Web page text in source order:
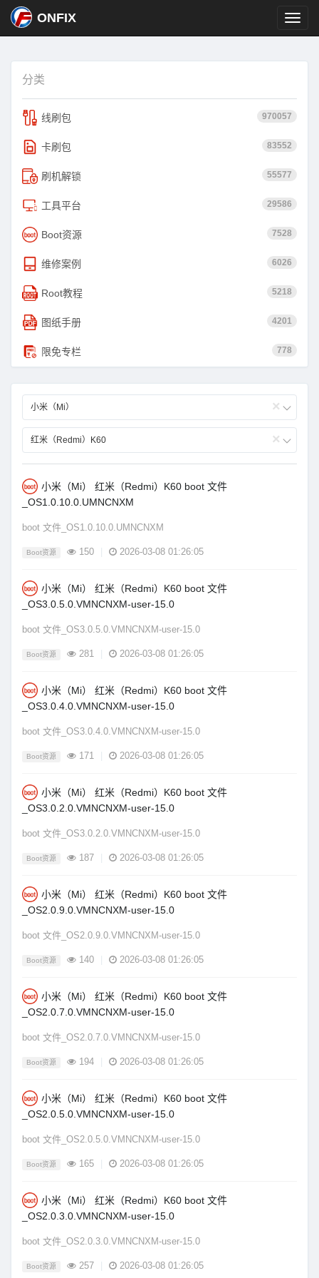
ONFIX
分类
970057
线刷包
83552
卡刷包
55577
刷机解锁
29586
工具平台
7528
Boot资源
6026
维修案例
5218
Root教程
4201
图纸手册
778
限免专栏
小米（Mi） ×
红米（Redmi）K60 ×
小米（Mi） 红米（Redmi）K60 boot 文件
_OS1.0.10.0.UMNCNXM
boot 文件_OS1.0.10.0.UMNCNXM
Boot资源 150 2026-03-08 01:26:05
小米（Mi） 红米（Redmi）K60 boot 文件
_OS3.0.5.0.VMNCNXM-user-15.0
boot 文件_OS3.0.5.0.VMNCNXM-user-15.0
Boot资源 281 2026-03-08 01:26:05
小米（Mi） 红米（Redmi）K60 boot 文件
_OS3.0.4.0.VMNCNXM-user-15.0
boot 文件_OS3.0.4.0.VMNCNXM-user-15.0
Boot资源 171 2026-03-08 01:26:05
小米（Mi） 红米（Redmi）K60 boot 文件
_OS3.0.2.0.VMNCNXM-user-15.0
boot 文件_OS3.0.2.0.VMNCNXM-user-15.0
Boot资源 187 2026-03-08 01:26:05
小米（Mi） 红米（Redmi）K60 boot 文件
_OS2.0.9.0.VMNCNXM-user-15.0
boot 文件_OS2.0.9.0.VMNCNXM-user-15.0
Boot资源 140 2026-03-08 01:26:05
小米（Mi） 红米（Redmi）K60 boot 文件
_OS2.0.7.0.VMNCNXM-user-15.0
boot 文件_OS2.0.7.0.VMNCNXM-user-15.0
Boot资源 194 2026-03-08 01:26:05
小米（Mi） 红米（Redmi）K60 boot 文件
_OS2.0.5.0.VMNCNXM-user-15.0
boot 文件_OS2.0.5.0.VMNCNXM-user-15.0
Boot资源 165 2026-03-08 01:26:05
小米（Mi） 红米（Redmi）K60 boot 文件
_OS2.0.3.0.VMNCNXM-user-15.0
boot 文件_OS2.0.3.0.VMNCNXM-user-15.0
Boot资源 257 2026-03-08 01:26:05